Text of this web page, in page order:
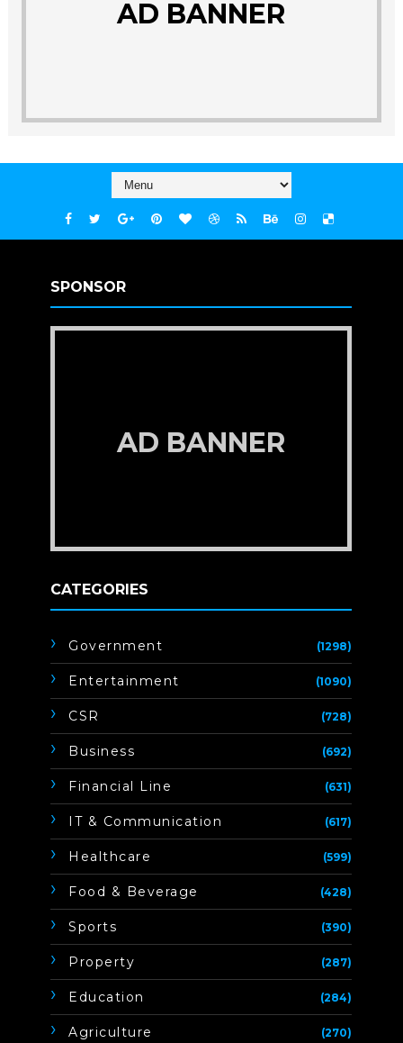
AD BANNER
SPONSOR
AD BANNER
CATEGORIES
Government (1298)
Entertainment (1090)
CSR (728)
Business (692)
Financial Line (631)
IT & Communication (617)
Healthcare (599)
Food & Beverage (428)
Sports (390)
Property (287)
Education (284)
Agriculture (270)